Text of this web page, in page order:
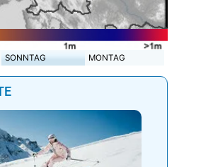
SONNTAG MONTAG